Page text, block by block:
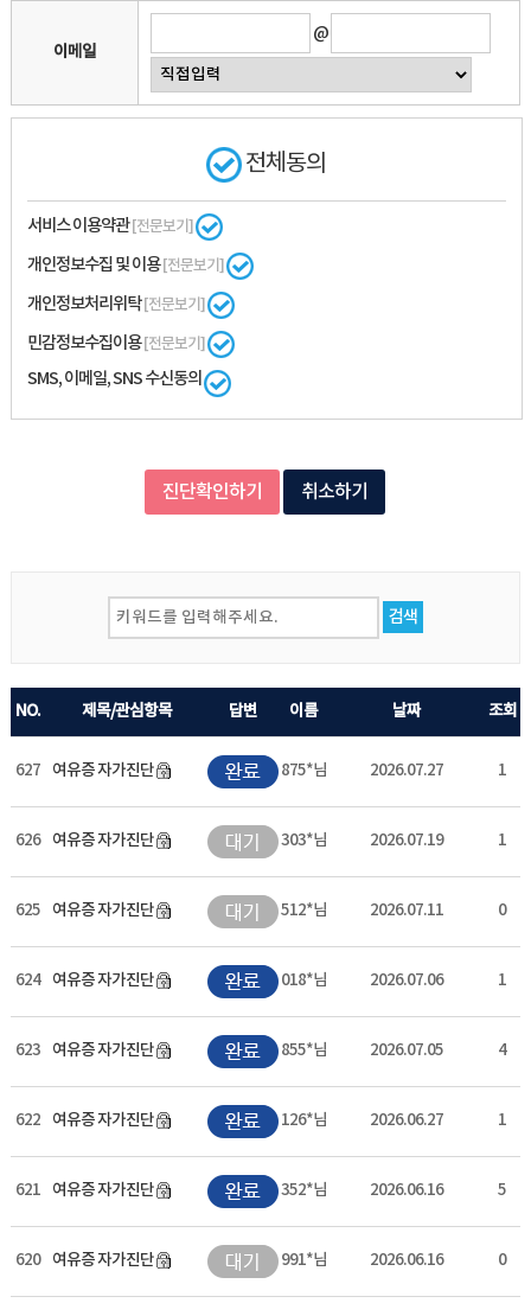
이메일
@
전체동의
서비스 이용약관[전문보기]
개인정보수집 및 이용[전문보기]
개인정보처리위탁[전문보기]
민감정보수집이용[전문보기]
SMS, 이메일, SNS 수신동의
진단확인하기 취소하기
검색
NO. 제목/관심항목 답변 이름 날짜 조회
627 여유증 자가진단 875*님 2026.07.27 1
626 여유증 자가진단 303*님 2026.07.19 1
625 여유증 자가진단 512*님 2026.07.11 0
624 여유증 자가진단 018*님 2026.07.06 1
623 여유증 자가진단 855*님 2026.07.05 4
622 여유증 자가진단 126*님 2026.06.27 1
621 여유증 자가진단 352*님 2026.06.16 5
620 여유증 자가진단 991*님 2026.06.16 0